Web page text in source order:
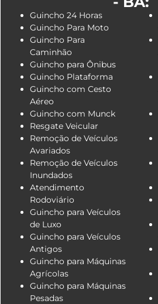
Guincho 24 Horas
Guincho Para Moto
Guincho Para
Caminhão
Guincho para Ônibus
Guincho Plataforma
Guincho com Cesto
Aéreo
Guincho com Munck
Resgate Veicular
Remoção de Veículos
Avariados
Remoção de Veículos
Inundados
Atendimento
Rodoviário
Guincho para Veículos
de Luxo
Guincho para Veículos
Antigos
Guincho para Máquinas
Agrícolas
Guincho para Máquinas
Pesadas